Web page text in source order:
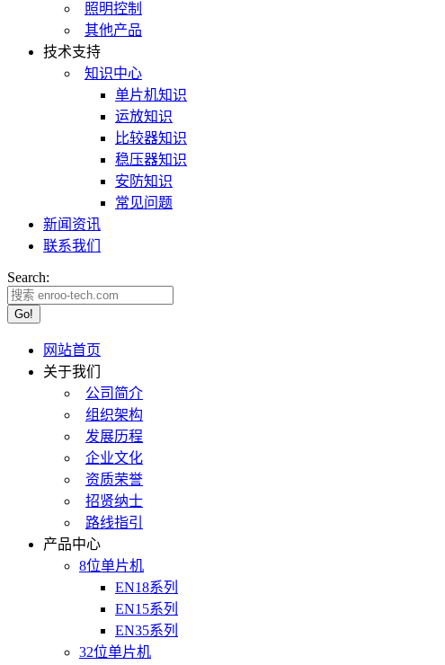
照明控制
其他产品
技术支持
知识中心
单片机知识
运放知识
比较器知识
稳压器知识
安防知识
常见问题
新闻资讯
联系我们
Search:
网站首页
关于我们
公司简介
组织架构
发展历程
企业文化
资质荣誉
招贤纳士
路线指引
产品中心
8位单片机
EN18系列
EN15系列
EN35系列
32位单片机